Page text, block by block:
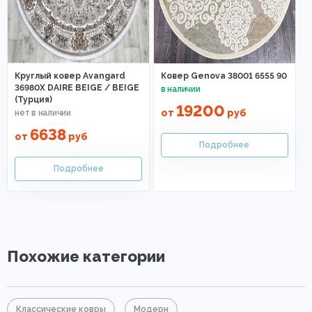
Круглый ковер Avangard
36980X DAIRE BEIGE / BEIGE
(Турция)
от 6638 руб
Ковер Genova 38001 6555 90
от 19200 руб
Похожие категории
Классические ковры Модерн